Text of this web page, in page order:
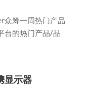
众筹一周热门产品
台的热门产品/品
显示器